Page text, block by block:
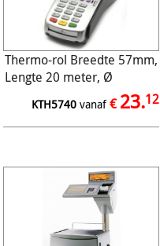
Thermo-rol Breedte 57mm,
Lengte 20 meter, Ø
40/12mm, 48gr (50/ds)
KTH5740 vanaf €23.12